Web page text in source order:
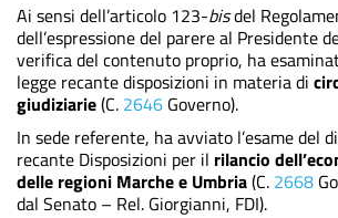
Ai sensi dell’articolo 123-bisdel
dell’espressione del parere al Presidente
verifica del contenuto proprio, ha
legge recante disposizioni in materia di
giudiziarie(C. 2646 Governo).
In sede referente, ha avviato l’esame del
recante Disposizioni per il rilancio
delle regioni Marche e Umbria(C. 2668
dal Senato – Rel. Giorgianni, FDI).